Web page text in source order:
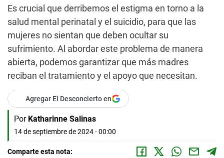
Es crucial que derribemos el estigma en torno a la
salud mental perinatal y el suicidio, para que las
mujeres no sientan que deben ocultar su
sufrimiento. Al abordar este problema de manera
abierta, podemos garantizar que más madres
reciban el tratamiento y el apoyo que necesitan.
Agregar El Desconcierto en
Por Katharinne Salinas
14 de septiembre de 2024 - 00:00
Comparte esta nota: